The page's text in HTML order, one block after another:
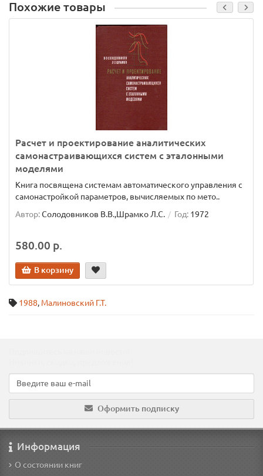
Похожие товары
Расчет и проектирование аналитических
самонастраивающихся систем с эталонными
моделями
Книга посвящена системам автоматического управления с
самонастройкой параметров, вычисляемых по мето..
Автор:Солодовников В.В.,Шрамко Л.С. Год: 1972
580.00 р.
В корзину
1988, Малиновский Г.Т.
Оформить подписку
Информация
О состоянии книг